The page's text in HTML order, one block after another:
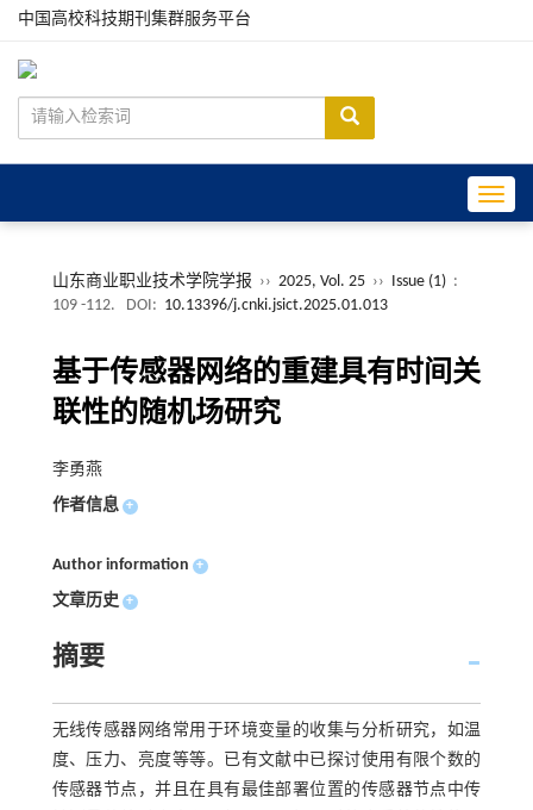
中国高校科技期刊集群服务平台
山东商业职业技术学院学报 ›› 2025, Vol. 25 ›› Issue (1) :
109 -112.
DOI: 10.13396/j.cnki.jsict.2025.01.013
基于传感器网络的重建具有时间关
联性的随机场研究
李勇燕
作者信息 +
Author information +
文章历史 +
摘要
无线传感器网络常用于环境变量的收集与分析研究，如温
度、压力、亮度等等。已有文献中已探讨使用有限个数的
传感器节点，并且在具有最佳部署位置的传感器节点中传